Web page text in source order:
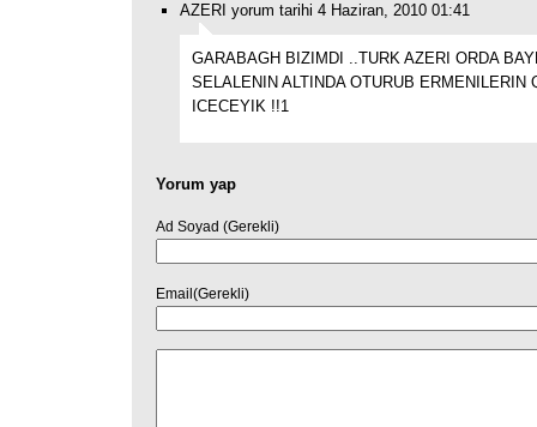
AZERI yorum tarihi 4 Haziran, 2010 01:41
GARABAGH BIZIMDI ..TURK AZERI ORDA
SELALENIN ALTINDA OTURUB ERMENILERIN
ICECEYIK !!1
Yorum yap
Ad Soyad (Gerekli)
Email(Gerekli)